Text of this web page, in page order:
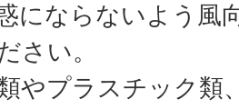
にならないよう風
さい。
やプラスチック類